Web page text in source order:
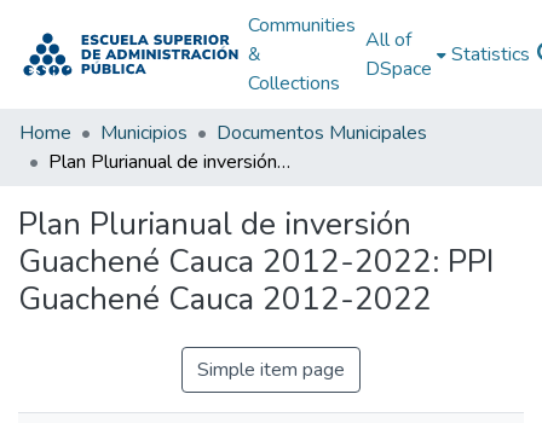
Communities
&
Collections
All of
DSpace
Statistics
Home Municipios
Documentos Municipales
Plan Plurianual de inversión Guachené Cauca 2012-2022: PPI Guachené Cauca 2012-2022
Plan Plurianual de inversión
Guachené Cauca 2012-2022: PPI
Guachené Cauca 2012-2022
Simple item page